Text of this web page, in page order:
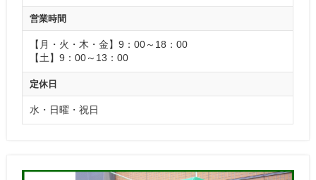
営業時間
【月・火・木・金】9：00～18：00
【土】9：00～13：00
定休日
水・日曜・祝日